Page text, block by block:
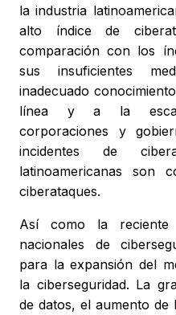
la industria
alto índice de
comparación con los
sus insuficientes
inadecuado
línea y a la
corporaciones y
incidentes de
latinoamericanas son
ciberataques.
Así como la reciente
nacionales de
para la expansión del
la ciberseguridad. La
de datos, el aumento de